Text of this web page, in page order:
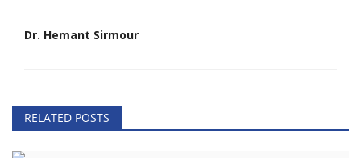
Dr. Hemant Sirmour
RELATED POSTS